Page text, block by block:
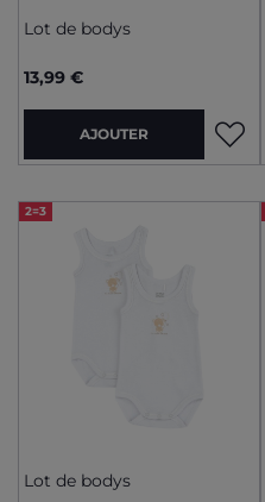
Lot de bodys
13,99 €
AJOUTER
2=3
Lot de bodys